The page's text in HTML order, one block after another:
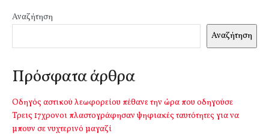
Αναζήτηση
Αναζήτηση
Πρόσφατα άρθρα
Οδηγός αστικού λεωφορείου πέθανε την ώρα που οδηγούσε
Τρεις 17χρονοι πλαστογράφησαν ψηφιακές ταυτότητες για να
μπουν σε νυχτερινό μαγαζί